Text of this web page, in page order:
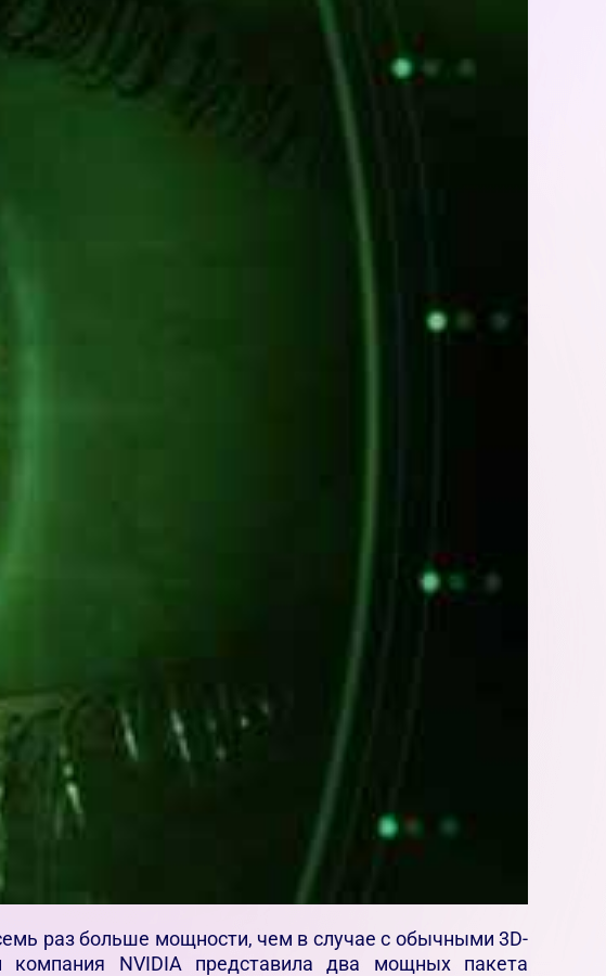
раз больше мощности, чем в случае с обычными 3D-
NVIDIA представила два мощных пакета